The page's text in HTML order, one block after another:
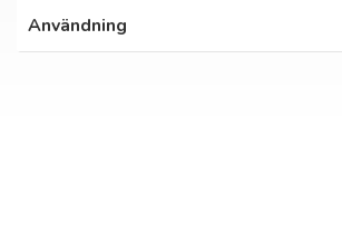
Användning